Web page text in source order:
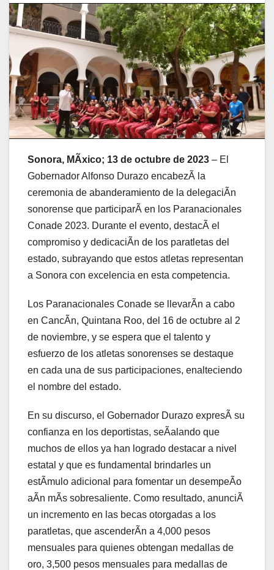
Sonora, MÃxico; 13 de octubre de 2023 – El
Gobernador Alfonso Durazo encabezÃ la
ceremonia de abanderamiento de la delegaciÃn
sonorense que participarÃ en los Paranacionales
Conade 2023. Durante el evento, destacÃ el
compromiso y dedicaciÃn de los paratletas del
estado, subrayando que estos atletas representan
a Sonora con excelencia en esta competencia.
Los Paranacionales Conade se llevarÃn a cabo
en CancÃn, Quintana Roo, del 16 de octubre al 2
de noviembre, y se espera que el talento y
esfuerzo de los atletas sonorenses se destaque
en cada una de sus participaciones, enalteciendo
el nombre del estado.
En su discurso, el Gobernador Durazo expresÃ su
confianza en los deportistas, seÃalando que
muchos de ellos ya han logrado destacar a nivel
estatal y que es fundamental brindarles un
estÃmulo adicional para fomentar un desempeÃo
aÃn mÃs sobresaliente. Como resultado, anunciÃ
un incremento en las becas otorgadas a los
paratletas, que ascenderÃn a 4,000 pesos
mensuales para quienes obtengan medallas de
oro, 3,500 pesos mensuales para medallas de